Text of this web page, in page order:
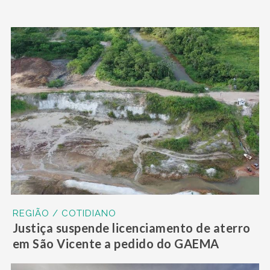
REGIÃO / COTIDIANO
Justiça suspende licenciamento de aterro
em São Vicente a pedido do GAEMA